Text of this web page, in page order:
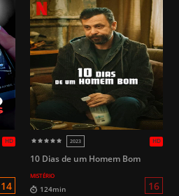
HD
16
2021
163min
10 Dias de um Homem Bom
MISTÉRIO